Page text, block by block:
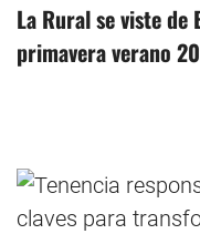
La Rural se viste de
primavera verano